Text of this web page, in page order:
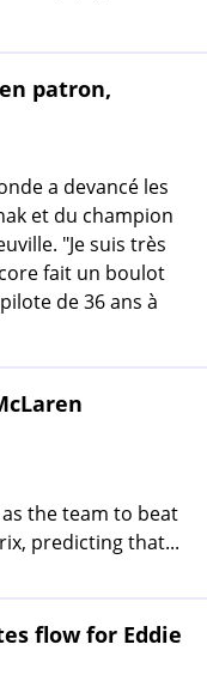
patron,
a devancé les
et du champion
"Je suis très
fait un boulot
de 36 ans à
the team to beat
predicting that...
flow for Eddie